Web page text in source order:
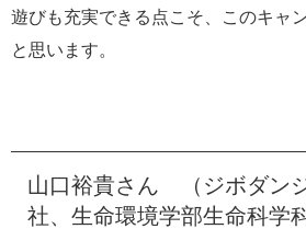
遊びも充実できる点こそ、このキャ
と思います。
山口裕貴さん （ジボダン
社、生命環境学部生命科学